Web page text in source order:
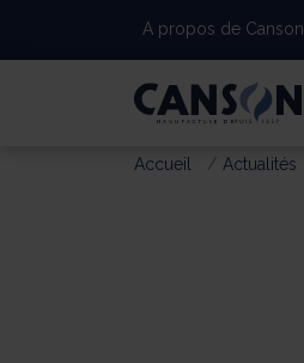
A propos de Canson
Accueil Actualités